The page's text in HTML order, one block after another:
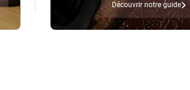
Découvrir notre guide